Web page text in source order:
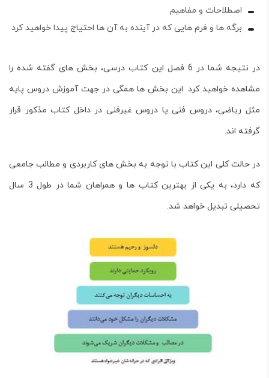
اصطلاحات و مفاهیم
برگه ها و فرم هایی که در آینده به آن ها احتیاج پیدا خواهید کرد
در نتیجه شما در 6 فصل این کتاب درسی، بخش های گفته شده را
مشاهده خواهید کرد. این بخش ها همگی در جهت آموزش دروس پایه
مثل ریاضی، دروس فنی یا دروس غیرفنی در داخل کتاب مذکور قرار
گرفته اند.
در حالت کلی این کتاب با توجه به بخش های کاربردی و مطالب جامعی
که دارد، به یکی از بهترین کتاب ها و همراهان شما در طول 3 سال
تحصیلی تبدیل خواهد شد.